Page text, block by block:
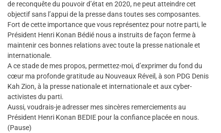
de reconquête du pouvoir d’état en 2020, ne peut atteindre cet
objectif sans l’appui de la presse dans toutes ses composantes.
Fort de cette importance que vous représentez pour notre parti, le
Président Henri Konan Bédié nous a instruits de façon ferme à
maintenir ces bonnes relations avec toute la presse nationale et
internationale.
A ce stade de mes propos, permettez-moi, d’exprimer du fond du
cœur ma profonde gratitude au Nouveaux Réveil, à son PDG Denis
Kah Zion, à la presse nationale et internationale et aux cyber-
activistes du parti.
Aussi, voudrais-je adresser mes sincères remerciements au
Président Henri Konan BEDIE pour la confiance placée en nous.
(Pause)